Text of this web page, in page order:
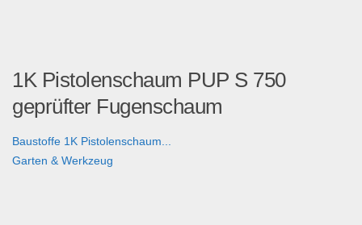
1K Pistolenschaum PUP S 750
geprüfter Fugenschaum
Baustoffe 1K Pistolenschaum...
Garten & Werkzeug